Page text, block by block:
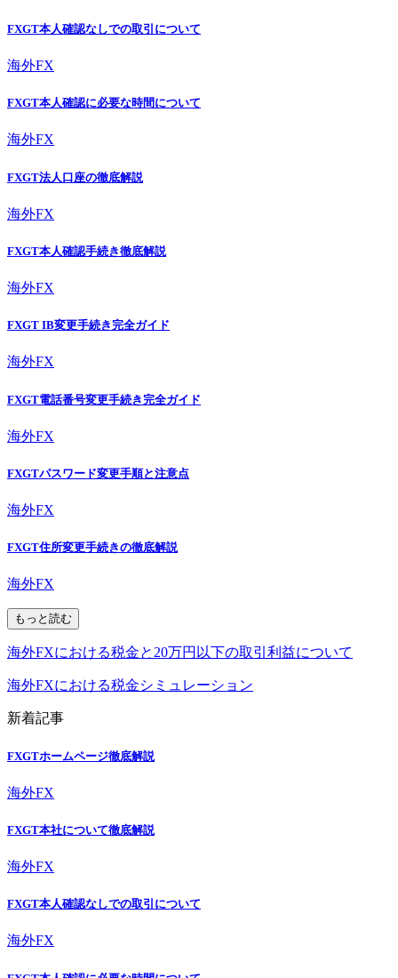
FXGT本人確認なしでの取引について
海外FX
FXGT本人確認に必要な時間について
海外FX
FXGT法人口座の徹底解説
海外FX
FXGT本人確認手続き徹底解説
海外FX
FXGT IB変更手続き完全ガイド
海外FX
FXGT電話番号変更手続き完全ガイド
海外FX
FXGTパスワード変更手順と注意点
海外FX
FXGT住所変更手続きの徹底解説
海外FX
もっと読む
海外FXにおける税金と20万円以下の取引利益について
海外FXにおける税金シミュレーション
新着記事
FXGTホームページ徹底解説
海外FX
FXGT本社について徹底解説
海外FX
FXGT本人確認なしでの取引について
海外FX